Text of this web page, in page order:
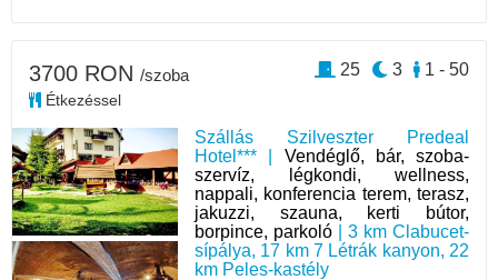
Szállás Szilveszter Predeal
Hotel*** | Vendéglő, bár, szoba-
szervíz, légkondi, wellness,
nappali, konferencia terem, terasz,
jakuzzi, szauna, kerti bútor,
borpince, parkoló | 3 km Clabucet-
sípálya, 17 km 7 Létrák kanyon, 22
km Peles-kastély
3700 RON /szoba
Étkezéssel
1 - 50
3
25